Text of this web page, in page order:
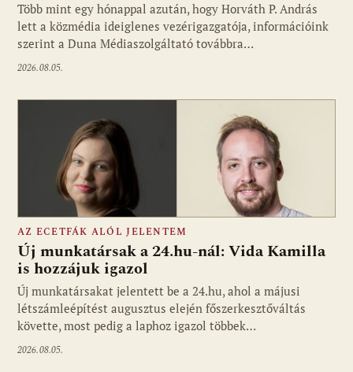
Fotó: media1.hu
Több mint egy hónappal azután, hogy Horváth P. András
lett a közmédia ideiglenes vezérigazgatója, információink
szerint a Duna Médiaszolgáltató továbbra…
2026.08.05.
Fotó: media1.hu
AZ ECETFÁK ALÓL JELENTEM
Új munkatársak a 24.hu-nál: Vida Kamilla
is hozzájuk igazol
Új munkatársakat jelentett be a 24.hu, ahol a májusi
létszámleépítést augusztus elején főszerkesztőváltás
követte, most pedig a laphoz igazol többek…
2026.08.05.